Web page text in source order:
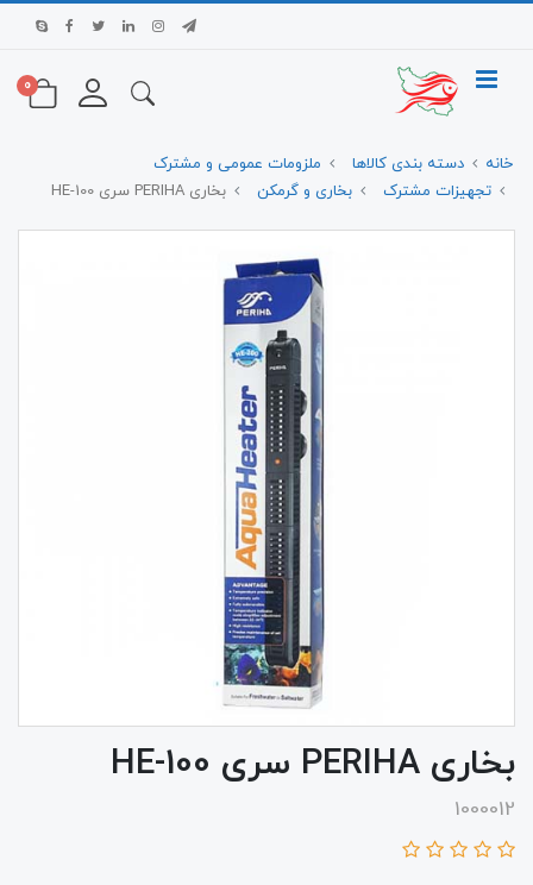
0
خانه دسته بندی کالاها
ملزومات عمومی و مشترک
تجهیزات مشترک
بخاری و گرمکن بخاری PERIHA سری HE-100
بخاری PERIHA سری HE-100
1000012